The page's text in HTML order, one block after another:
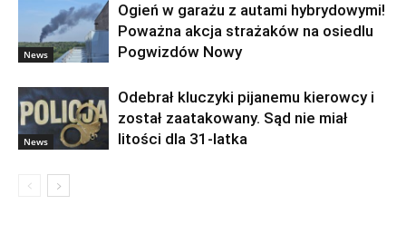
News
Ogień w garażu z autami hybrydowymi!
Poważna akcja strażaków na osiedlu
Pogwizdów Nowy
News
Odebrał kluczyki pijanemu kierowcy i
został zaatakowany. Sąd nie miał
litości dla 31-latka